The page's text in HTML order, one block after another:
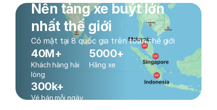
Nền tảng xe buýt lớn
nhất thế giới
Có mặt tại 8 quốc gia trên toàn thế giới
40M+
Khách hàng hài
lòng
5000+
Hãng xe
300k+
Vé bán mỗi ngày